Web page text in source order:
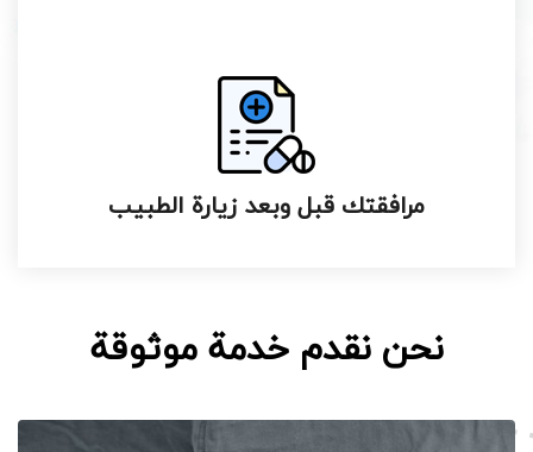
مرافقتك قبل وبعد زيارة الطبيب
نحن نقدم خدمة موثوقة